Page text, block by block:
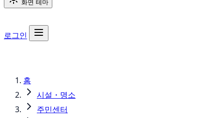
화면 테마
로그인
홈
시설・명소
주민센터